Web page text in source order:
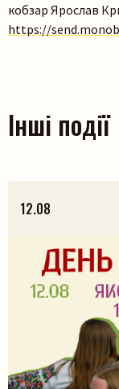
кобзар Ярослав
https://
Інші події
12.08